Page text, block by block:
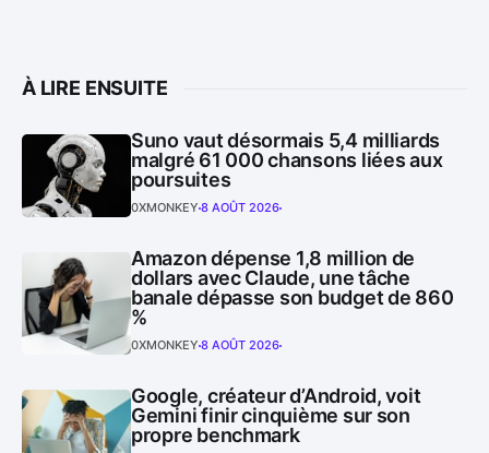
À LIRE ENSUITE
Suno vaut désormais 5,4 milliards
malgré 61 000 chansons liées aux
poursuites
0XMONKEY 8 AOÛT 2026
Amazon dépense 1,8 million de
dollars avec Claude, une tâche
banale dépasse son budget de 860
%
0XMONKEY 8 AOÛT 2026
Google, créateur d’Android, voit
Gemini finir cinquième sur son
propre benchmark